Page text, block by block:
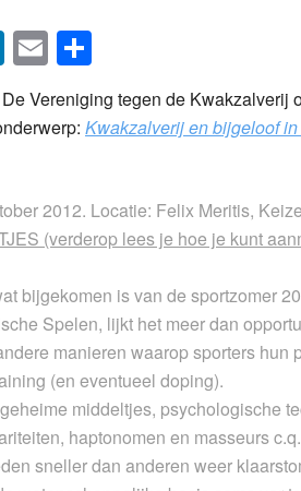
LinkedIn
Email
Vereniging tegen de Kwakzalverij
Kwakzalverij en bijgeloof
2012. Locatie: Felix Meritis,
(verderop lees je hoe je kunt
bijgekomen is van de sportzomer
Spelen, lijkt het meer dan
manieren waarop sporters hun
(en eventueel doping).
middeltjes, psychologische
haptonomen en masseurs
sneller dan anderen weer